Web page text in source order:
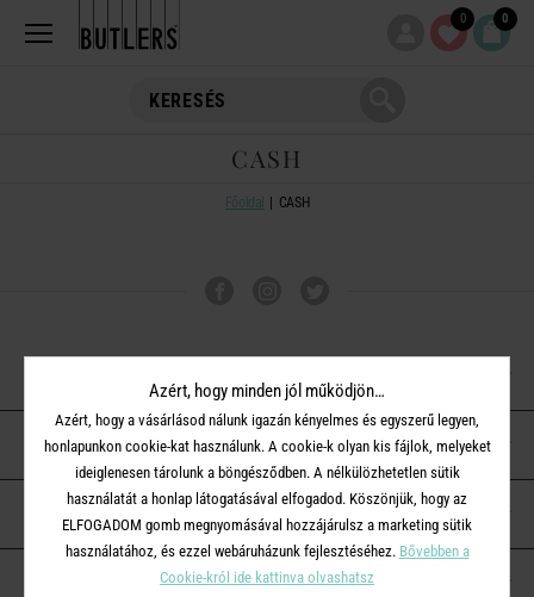
0 0
CASH
Főoldal CASH
ÜGYFÉLSZOLGÁLAT
A BUTLERS-RŐL
KAPCSOLAT
Azért, hogy minden jól működjön…
Azért, hogy a vásárlásod nálunk igazán kényelmes és egyszerű legyen,
honlapunkon cookie-kat használunk. A cookie-k olyan kis fájlok, melyeket
ideiglenesen tárolunk a böngésződben. A nélkülözhetetlen sütik
használatát a honlap látogatásával elfogadod. Köszönjük, hogy az
ELFOGADOM gomb megnyomásával hozzájárulsz a marketing sütik
használatához, és ezzel webáruházunk fejlesztéséhez. Bővebben a
Cookie-król ide kattinva olvashatsz